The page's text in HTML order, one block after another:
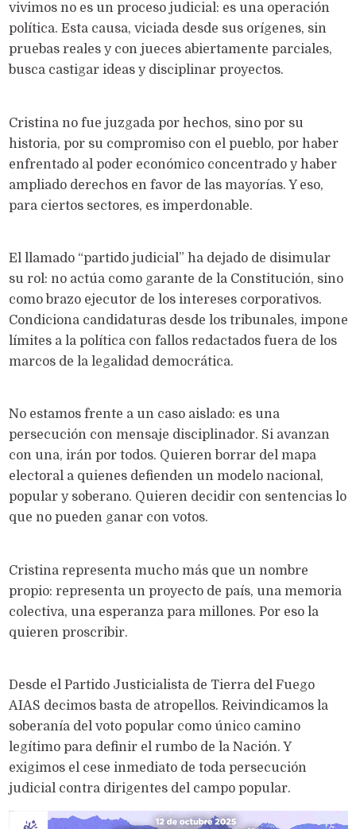
vivimos no es un proceso judicial: es una operación
política. Esta causa, viciada desde sus orígenes, sin
pruebas reales y con jueces abiertamente parciales,
busca castigar ideas y disciplinar proyectos.
Cristina no fue juzgada por hechos, sino por su
historia, por su compromiso con el pueblo, por haber
enfrentado al poder económico concentrado y haber
ampliado derechos en favor de las mayorías. Y eso,
para ciertos sectores, es imperdonable.
El llamado “partido judicial” ha dejado de disimular
su rol: no actúa como garante de la Constitución, sino
como brazo ejecutor de los intereses corporativos.
Condiciona candidaturas desde los tribunales, impone
límites a la política con fallos redactados fuera de los
marcos de la legalidad democrática.
No estamos frente a un caso aislado: es una
persecución con mensaje disciplinador. Si avanzan
con una, irán por todos. Quieren borrar del mapa
electoral a quienes defienden un modelo nacional,
popular y soberano. Quieren decidir con sentencias lo
que no pueden ganar con votos.
Cristina representa mucho más que un nombre
propio: representa un proyecto de país, una memoria
colectiva, una esperanza para millones. Por eso la
quieren proscribir.
Desde el Partido Justicialista de Tierra del Fuego
AIAS decimos basta de atropellos. Reivindicamos la
soberanía del voto popular como único camino
legítimo para definir el rumbo de la Nación. Y
exigimos el cese inmediato de toda persecución
judicial contra dirigentes del campo popular.